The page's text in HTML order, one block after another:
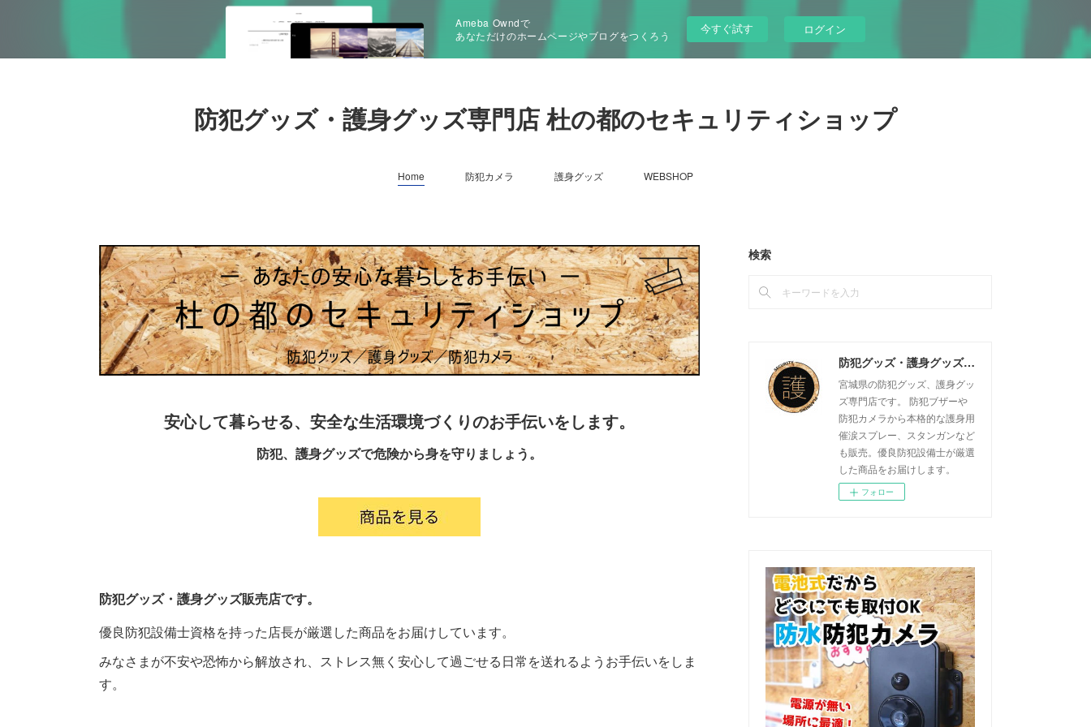
Ameba Owndで
あなただけのホームページやブログをつくろう
今すぐ試す ログイン
防犯グッズ・護身グッズ専門店 杜の都のセキュリティショップ
Home 防犯カメラ 護身グッズ WEBSHOP
安心して暮らせる、 安全な生活環境づくりのお手伝いをします。
防犯、護身グッズで危険から身を守りましょう。
防犯グッズ・護身グッズ販売店です。
優良防犯設備士資格を持った店長が厳選した商品をお届けしています。
みなさまが不安や恐怖から解放され、ストレス無く安心して過ごせる日常を送れるようお手伝いをしま
す。
検索
防犯グッズ・護身グッズ専門店 杜の都のセキュリティショップ
宮城県の防犯グッズ、護身グッ
ズ専門店です。 防犯ブザーや
防犯カメラから本格的な護身用
催涙スプレー、スタンガンなど
も販売。優良防犯設備士が厳選
した商品をお届けします。
フォロー